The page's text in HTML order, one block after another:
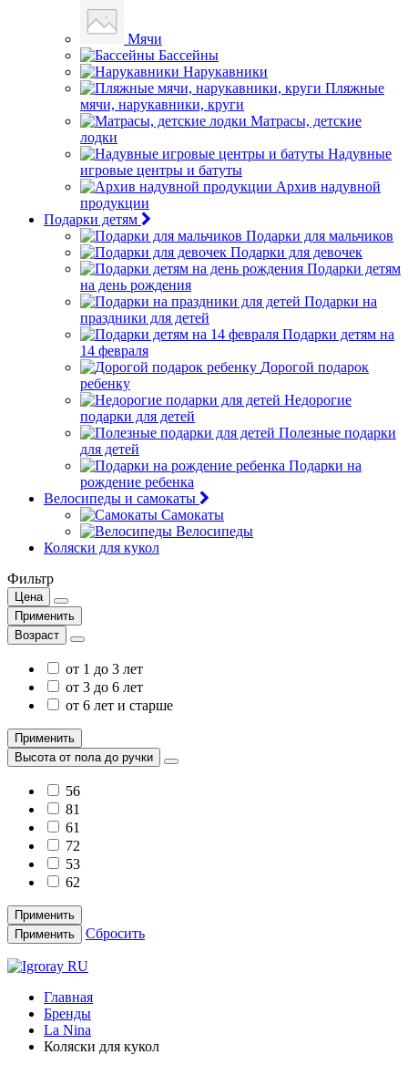
Мячи
Бассейны
Нарукавники
Пляжные
мячи, нарукавники, круги
Матрасы, детские
лодки
Надувные
игровые центры и батуты
Архив надувной
продукции
Подарки детям
Подарки для мальчиков
Подарки для девочек
Подарки детям
на день рождения
Подарки на
праздники для детей
Подарки детям на
14 февраля
Дорогой подарок
ребенку
Недорогие
подарки для детей
Полезные подарки
для детей
Подарки на
рождение ребенка
Велосипеды и самокаты
Самокаты
Велосипеды
Коляски для кукол
Фильтр
Цена
Применить
Возраст
от 1 до 3 лет
от 3 до 6 лет
от 6 лет и старше
Применить
Высота от пола до ручки
56
81
61
72
53
62
Применить
Применить
Сбросить
Главная
Бренды
La Nina
Коляски для кукол